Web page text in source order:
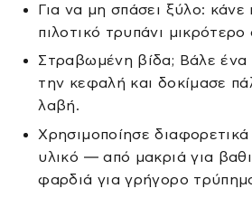
Για να μη σπάσει ξύλο:
πιλοτικό τρυπάνι
Στραβωμένη βίδα; Βάλε ένα
την κεφαλή και δοκίμασε
λαβή.
Χρησιμοποίησε
υλικό — από μακριά για
φαρδιά για γρήγορο